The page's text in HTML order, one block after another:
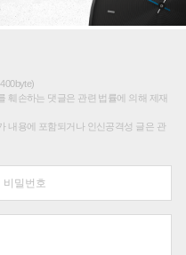
훼손하는 댓글은 관련 법률에 의해 제재
내용에 포함되거나 인신공격성 글은 관